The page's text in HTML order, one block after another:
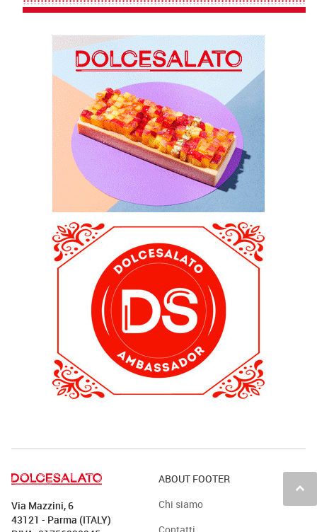
keyboard_arrow_up
Via Mazzini, 6
43121 - Parma (ITALY)
ABOUT FOOTER
Chi siamo